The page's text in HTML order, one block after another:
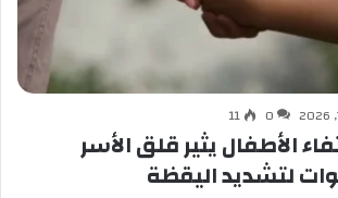
0
11
الأطفال يثير قلق الأسر
لتشديد اليقظة